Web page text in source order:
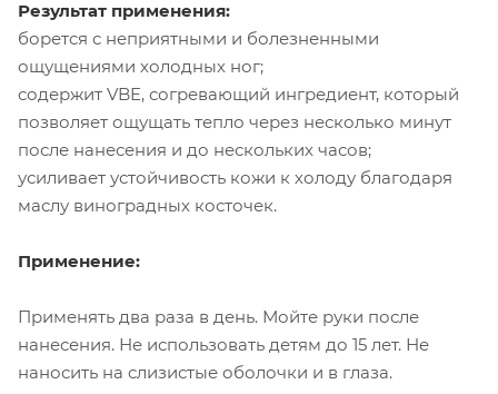
Результат применения:
борется с неприятными и болезненными
ощущениями холодных ног;
содержит VBE, согревающий ингредиент, который
позволяет ощущать тепло через несколько минут
после нанесения и до нескольких часов;
усиливает устойчивость кожи к холоду благодаря
маслу виноградных косточек.
Применение:
Применять два раза в день. Мойте руки после
нанесения. Не использовать детям до 15 лет. Не
наносить на слизистые оболочки и в глаза.